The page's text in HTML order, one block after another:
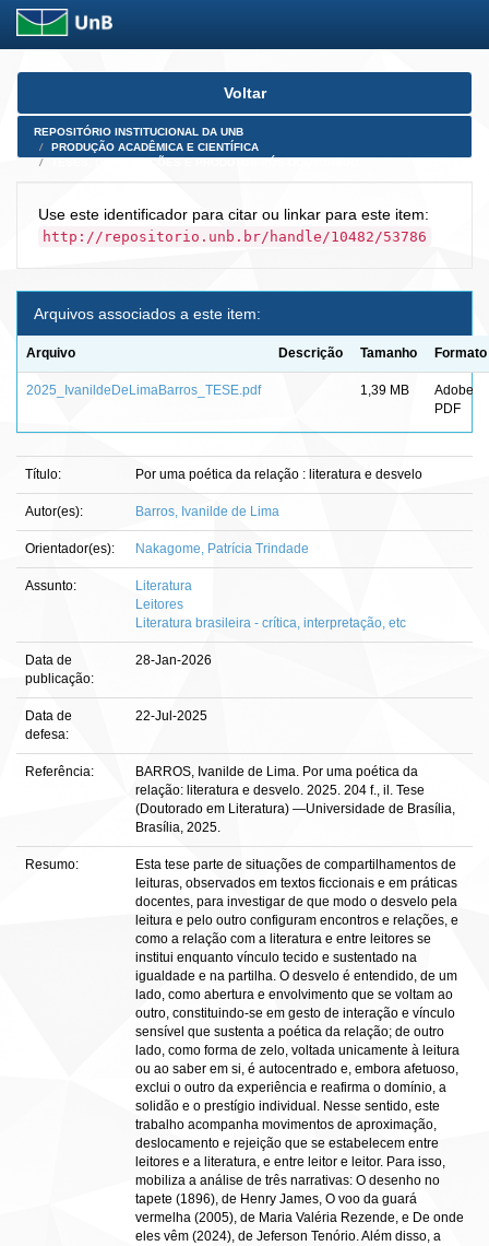
Skip
Voltar
REPOSITÓRIO INSTITUCIONAL DA UNB
PRODUÇÃO ACADÊMICA E CIENTÍFICA
Use este identificador para citar ou linkar para este item:
http://repositorio.unb.br/handle/10482/53786
Arquivos associados a este item:
Arquivo Descrição Tamanho Formato
2025_IvanildeDeLimaBarros_TESE.pdf 1,39 MB
Adobe
PDF
Título: Por uma poética da relação : literatura e desvelo
Autor(es): Barros, Ivanilde de Lima
Orientador(es): Nakagome, Patrícia Trindade
Assunto:
Literatura
Leitores
Literatura brasileira - crítica, interpretação, etc
Data de
publicação:
28-Jan-2026
Data de
defesa:
22-Jul-2025
Referência:
BARROS, Ivanilde de Lima. Por uma poética da
relação: literatura e desvelo. 2025. 204 f., il. Tese
(Doutorado em Literatura) —Universidade de Brasília,
Brasília, 2025.
Resumo:
Esta tese parte de situações de compartilhamentos de
leituras, observados em textos ficcionais e em práticas
docentes, para investigar de que modo o desvelo pela
leitura e pelo outro configuram encontros e relações, e
como a relação com a literatura e entre leitores se
institui enquanto vínculo tecido e sustentado na
igualdade e na partilha. O desvelo é entendido, de um
lado, como abertura e envolvimento que se voltam ao
outro, constituindo-se em gesto de interação e vínculo
sensível que sustenta a poética da relação; de outro
lado, como forma de zelo, voltada unicamente à leitura
ou ao saber em si, é autocentrado e, embora afetuoso,
exclui o outro da experiência e reafirma o domínio, a
solidão e o prestígio individual. Nesse sentido, este
trabalho acompanha movimentos de aproximação,
deslocamento e rejeição que se estabelecem entre
leitores e a literatura, e entre leitor e leitor. Para isso,
mobiliza a análise de três narrativas: O desenho no
tapete (1896), de Henry James, O voo da guará
vermelha (2005), de Maria Valéria Rezende, e De onde
eles vêm (2024), de Jeferson Tenório. Além disso, a